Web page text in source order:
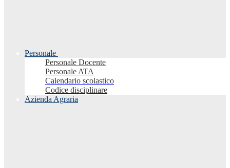
Personale
Personale Docente
Personale ATA
Calendario scolastico
Codice disciplinare
Azienda Agraria